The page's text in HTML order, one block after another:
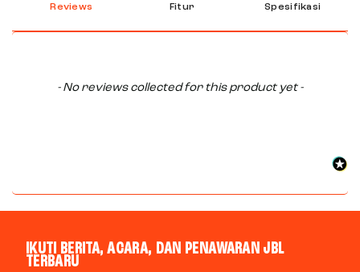
Reviews Fitur Spesifikasi
- No reviews collected for this product yet -
New content loaded
IKUTI BERITA, ACARA, DAN PENAWARAN JBL
TERBARU